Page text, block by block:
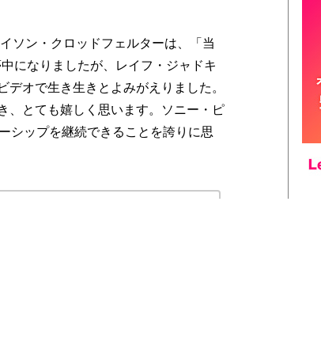
ソン・クロッドフェルターは、「当
になりましたが、レイフ・ジャドキ
オで生き生きとよみがえりました。
、とても嬉しく思います。ソニー・ピ
シップを継続できることを誇りに思